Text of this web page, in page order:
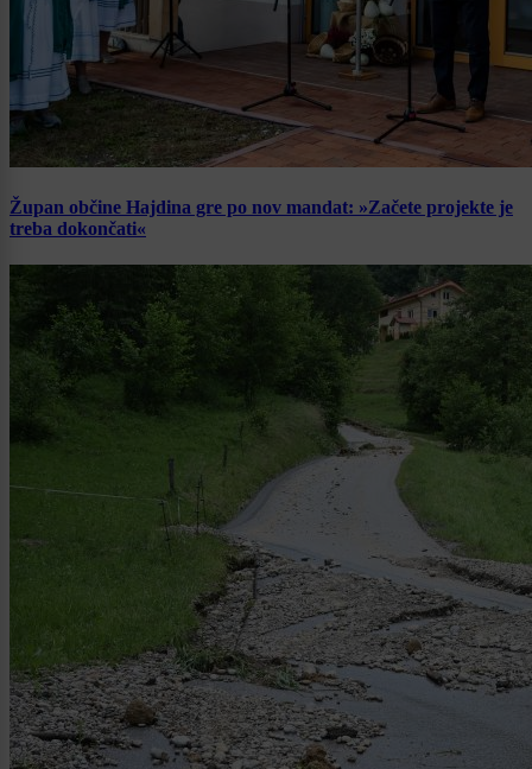
Župan občine Hajdina gre po nov mandat: »Začete projekte je
treba dokončati«